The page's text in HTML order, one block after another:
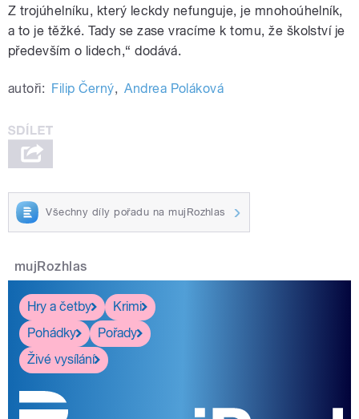
Z trojúhelníku, který leckdy nefunguje, je mnohoúhelník,
a to je těžké. Tady se zase vracíme k tomu, že školství je
především o lidech,“ dodává.
autoři: Filip Černý, Andrea Poláková
Všechny díly pořadu na mujRozhlas
mujRozhlas
Hry a četby
Krimi
Pohádky
Pořady
Živé vysílání